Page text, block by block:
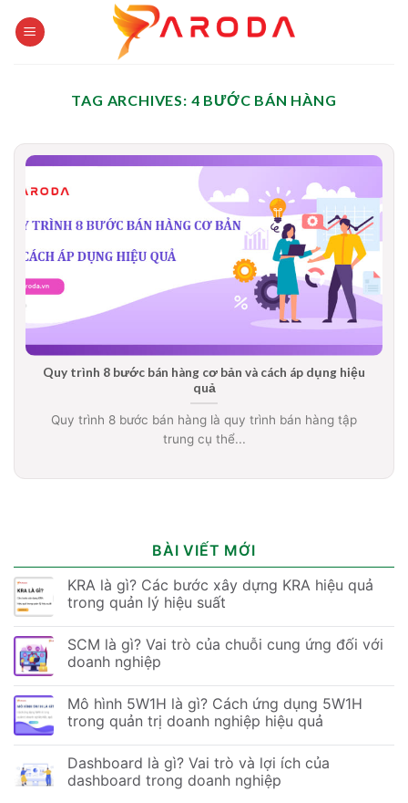
TAG ARCHIVES: 4 BƯỚC BÁN HÀNG
Quy trình 8 bước bán hàng cơ bản và cách áp dụng hiệu
quả
Quy trình 8 bước bán hàng là quy trình bán hàng tập
trung cụ thể...
BÀI VIẾT MỚI
KRA là gì? Các bước xây dựng KRA hiệu quả
trong quản lý hiệu suất
SCM là gì? Vai trò của chuỗi cung ứng đối với
doanh nghiệp
Mô hình 5W1H là gì? Cách ứng dụng 5W1H
trong quản trị doanh nghiệp hiệu quả
Dashboard là gì? Vai trò và lợi ích của
dashboard trong doanh nghiệp